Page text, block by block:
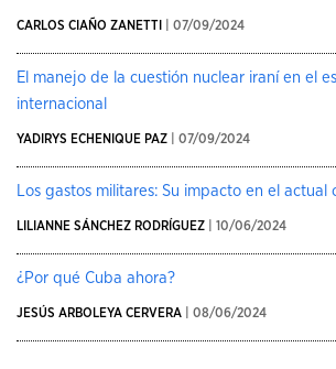
CARLOS CIAÑO ZANETTI | 07/09/2024
El manejo de la cuestión nuclear iraní en el
internacional
YADIRYS ECHENIQUE PAZ | 07/09/2024
Los gastos militares: Su impacto en el actual
LILIANNE SÁNCHEZ RODRÍGUEZ | 10/06/2024
¿Por qué Cuba ahora?
JESÚS ARBOLEYA CERVERA | 08/06/2024